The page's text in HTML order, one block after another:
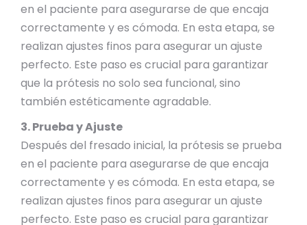
en el paciente para asegurarse de que encaja
correctamente y es cómoda. En esta etapa, se
realizan ajustes finos para asegurar un ajuste
perfecto. Este paso es crucial para garantizar
que la prótesis no solo sea funcional, sino
también estéticamente agradable.
3. Prueba y Ajuste
Después del fresado inicial, la prótesis se prueba
en el paciente para asegurarse de que encaja
correctamente y es cómoda. En esta etapa, se
realizan ajustes finos para asegurar un ajuste
perfecto. Este paso es crucial para garantizar